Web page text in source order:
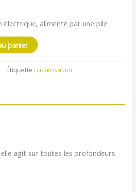
alimenté par une pile.
panier
Étiquette :cicatrisation
agit sur toutes les profondeurs